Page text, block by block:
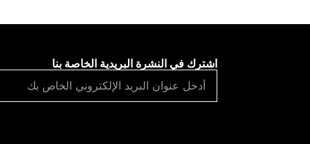
اشترك في النشرة البريدية الخاصة بنا